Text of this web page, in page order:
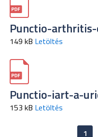
Punctio-
149 kB Letöltés
Punctio-iart-a-
153 kB Letöltés
1